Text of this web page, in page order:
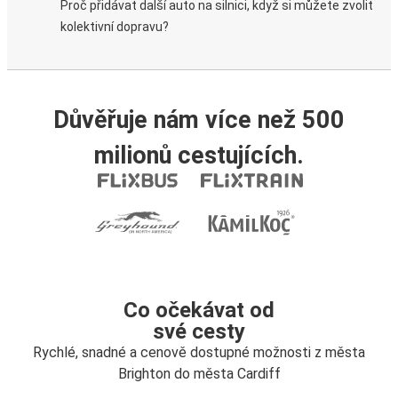
Proč přidávat další auto na silnici, když si můžete zvolit
kolektivní dopravu?
Důvěřuje nám více než 500
milionů cestujících.
Co očekávat od
své cesty
Rychlé, snadné a cenově dostupné možnosti z města
Brighton do města Cardiff